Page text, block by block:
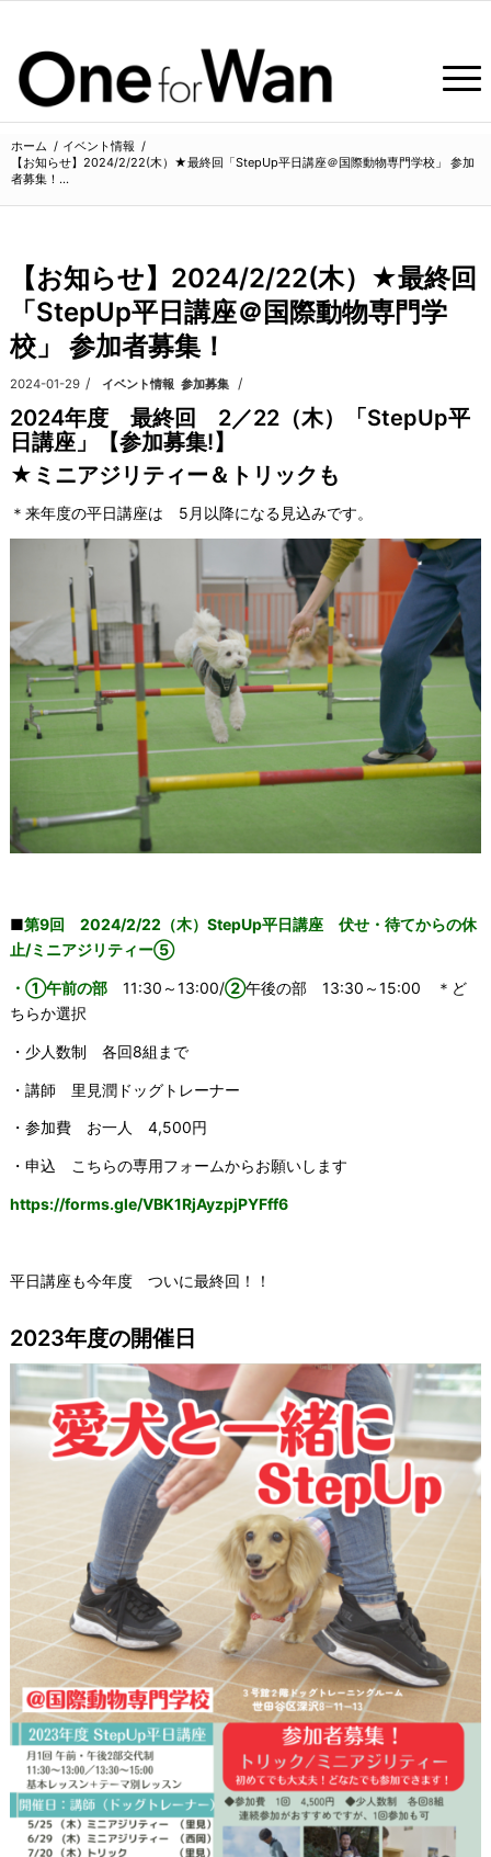
ホーム / イベント情報 /
【お知らせ】2024/2/22(木）★最終回「StepUp平日講座＠国際動物専門学校」 参加
者募集！...
【お知らせ】2024/2/22(木）★最終回
「StepUp平日講座＠国際動物専門学
校」 参加者募集！
2024-01-29 /
カテゴリ: イベント情報 参加募集 /
2024年度 最終回 2／22（木）「StepUp平
日講座」【参加募集!】
★ミニアジリティー＆トリックも
＊来年度の平日講座は 5月以降になる見込みです。
■第9回 2024/2/22（木）StepUp平日講座 伏せ・待てからの休
止/ミニアジリティー⑤
・①午前の部11:30～13:00/②午後の部 13:30～15:00 ＊ど
ちらか選択
・少人数制 各回8組まで
・講師 里見潤ドッグトレーナー
・参加費 お一人 4,500円
・申込 こちらの専用フォームからお願いします
https://forms.gle/VBK1RjAyzpjPYFff6
平日講座も今年度 ついに最終回！！
2023年度の開催日